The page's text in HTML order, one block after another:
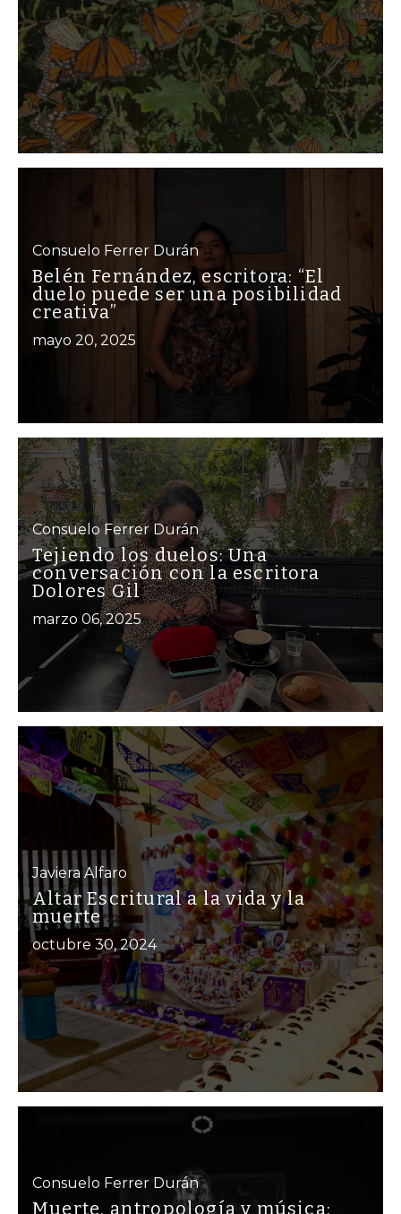
Consuelo Ferrer Durán
Belén Fernández, escritora: “El
duelo puede ser una posibilidad
creativa”
mayo 20, 2025
Consuelo Ferrer Durán
Tejiendo los duelos: Una
conversación con la escritora
Dolores Gil
marzo 06, 2025
Javiera Alfaro
Altar Escritural a la vida y la
muerte
octubre 30, 2024
Consuelo Ferrer Durán
Muerte, antropología y música: